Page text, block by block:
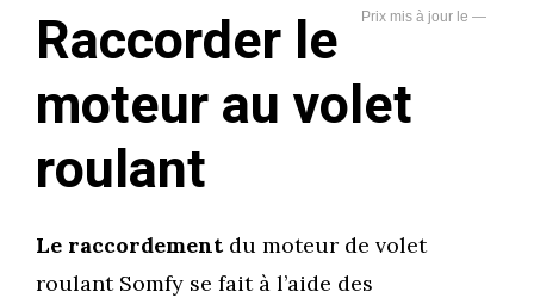
—
Raccorder le
moteur au volet
roulant
Le raccordement du moteur de volet
roulant Somfy se fait à l’aide des